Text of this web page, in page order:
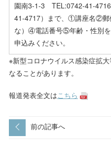
園南3-1-3 TEL:0742-41-
41-4717）まで、①講座名②
な）④電話番号⑤年齢・性別
申込みください。
※新型コロナウイルス感染症拡
なることがあります。
報道発表全文はこちら
前の記事へ